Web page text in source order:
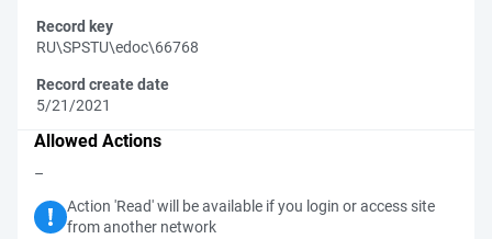
Record key
RU\SPSTU\edoc\66768
Record create date
5/21/2021
Allowed Actions
–
Action 'Read' will be available if you login or access site
from another network